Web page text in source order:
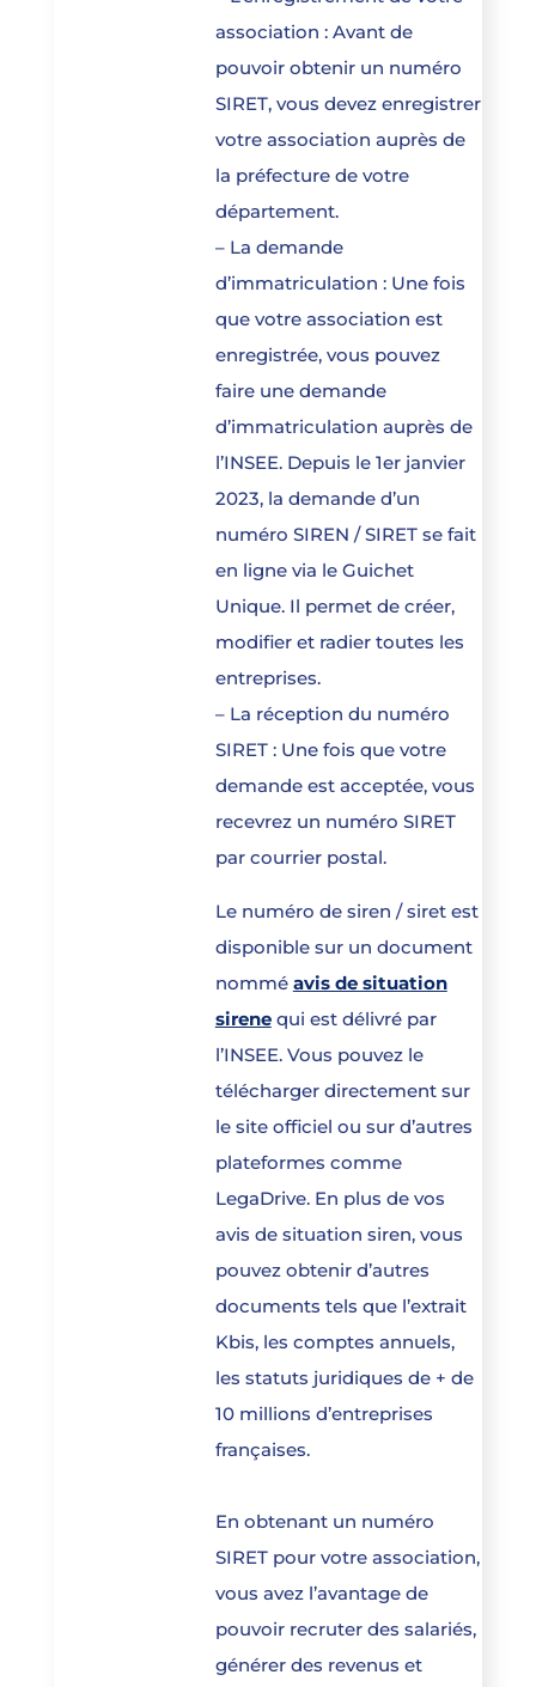
association : Avant de
pouvoir obtenir un numéro
SIRET, vous devez enregistrer
votre association auprès de
la préfecture de votre
département.
– La demande
d’immatriculation : Une fois
que votre association est
enregistrée, vous pouvez
faire une demande
d’immatriculation auprès de
l’INSEE. Depuis le 1er janvier
2023, la demande d’un
numéro SIREN / SIRET se fait
en ligne via le Guichet
Unique. Il permet de créer,
modifier et radier toutes les
entreprises.
– La réception du numéro
SIRET : Une fois que votre
demande est acceptée, vous
recevrez un numéro SIRET
par courrier postal.
Le numéro de siren / siret est
disponible sur un document
nommé avis de situation
sirenequi est délivré par
l’INSEE. Vous pouvez le
télécharger directement sur
le site officiel ou sur d’autres
plateformes comme
LegaDrive. En plus de vos
avis de situation siren, vous
pouvez obtenir d’autres
documents tels que l’extrait
Kbis, les comptes annuels,
les statuts juridiques de + de
10 millions d’entreprises
françaises.
En obtenant un numéro
SIRET pour votre association,
vous avez l’avantage de
pouvoir recruter des salariés,
générer des revenus et